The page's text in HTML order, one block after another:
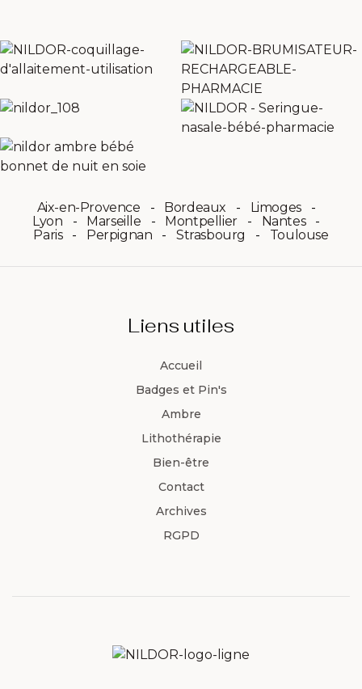
Aix-en-Provence Bordeaux
Limoges
Lyon
Marseille Montpellier
Nantes
Paris
Perpignan Strasbourg Toulouse
Liens utiles
Accueil
Badges et Pin's
Ambre
Lithothérapie
Bien-être
Contact
Archives
RGPD